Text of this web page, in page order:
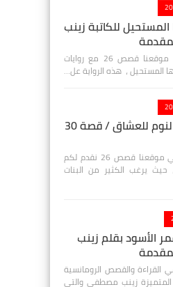
للكاتبة زينب
مرحباً بكم أصدقائي وأحبابي في موقعنا قصص 26 مع روايات
المستحيل ، هذه الرواية عل…
حواديت قبل النوم للعشاق / قصة 30
مرحباً بكم جميع أصدقائي ومتابعي موقعنا قصص 26 نقدم لكم
يرغب الكثير من البنات
الأسود بقلم زينب
القراءة والقصص الرومانسية
المتميزة زينب مصطفى والتي